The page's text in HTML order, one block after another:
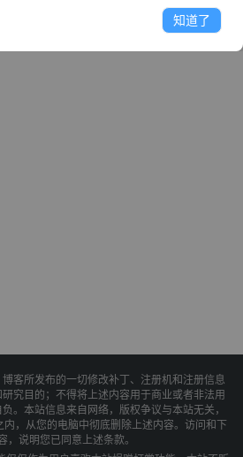
客所发布的一切修改补丁、注册机和注册信息
究目的；不得将上述内容用于商业或者非法用
。本站信息来自网络，版权争议与本站无关，
，从您的电脑中彻底删除上述内容。访问和下
，说明您已同意上述条款。
知道了